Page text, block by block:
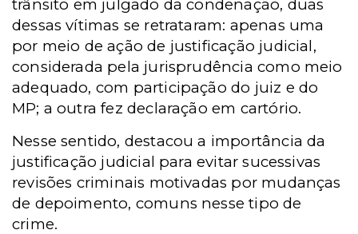
trânsito em julgado da condenação, duas
dessas vítimas se retrataram: apenas uma
por meio de ação de justificação judicial,
considerada pela jurisprudência como meio
adequado, com participação do juiz e do
MP; a outra fez declaração em cartório.
Nesse sentido, destacou a importância da
justificação judicial para evitar sucessivas
revisões criminais motivadas por mudanças
de depoimento, comuns nesse tipo de
crime.